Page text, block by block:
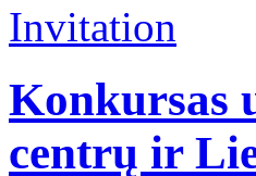
Invitation
Konkursas
centrų ir